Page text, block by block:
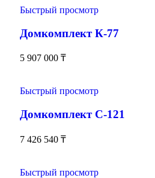
Быстрый просмотр
Домкомплект К-77
5 907 000 ₸
Быстрый просмотр
Домкомплект С-121
7 426 540 ₸
Быстрый просмотр